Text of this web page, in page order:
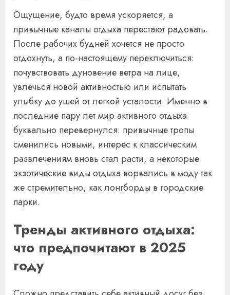
Ощущение, будто время ускоряется, а
привычные каналы отдыха перестают радовать.
После рабочих будней хочется не просто
отдохнуть, а по-настоящему переключиться:
почувствовать дуновение ветра на лице,
увлечься новой активностью или испытать
улыбку до ушей от легкой усталости. Именно в
последние пару лет мир активного отдыха
буквально перевернулся: привычные тропы
сменились новыми, интерес к классическим
развлечениям вновь стал расти, а некоторые
экзотические виды отдыха ворвались в моду так
же стремительно, как лонгборды в городские
парки.
Тренды активного отдыха:
что предпочитают в 2025
году